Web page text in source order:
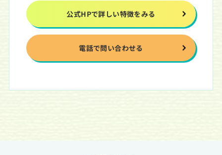
公式HPで詳しい特徴をみる
電話で問い合わせる